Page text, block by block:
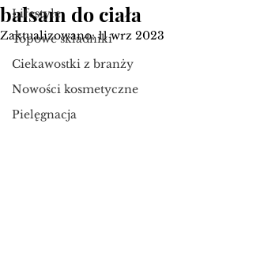
Lifestyle
Topowe składniki
Ciekawostki z branży
Nowości kosmetyczne
Pielęgnacja
balsam do ciała
Zaktualizowano:11 wrz 2023